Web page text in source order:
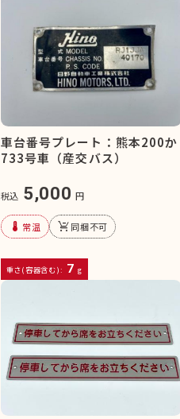
車台番号プレート：熊本200か
733号車（産交バス）
税込 5,000 円
device_thermostat 常温 remove_shopping_cart同梱不可
重さ(容器含む): 7 g